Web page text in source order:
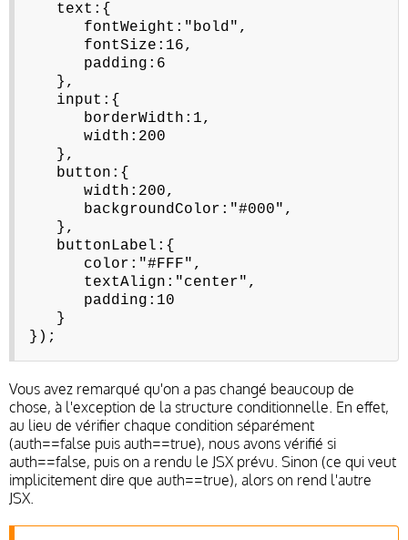
text:{
fontWeight:"bold",
fontSize:16,
padding:6
},
input:{
borderWidth:1,
width:200
},
button:{
width:200,
backgroundColor:"#000",
},
buttonLabel:{
color:"#FFF",
textAlign:"center",
padding:10
}
});
Vous avez remarqué qu'on a pas changé beaucoup de
chose, à l'exception de la structure conditionnelle. En effet,
au lieu de vérifier chaque condition séparément
(auth==false puis auth==true), nous avons vérifié si
auth==false, puis on a rendu le JSX prévu. Sinon (ce qui veut
implicitement dire que auth==true), alors on rend l'autre
JSX.